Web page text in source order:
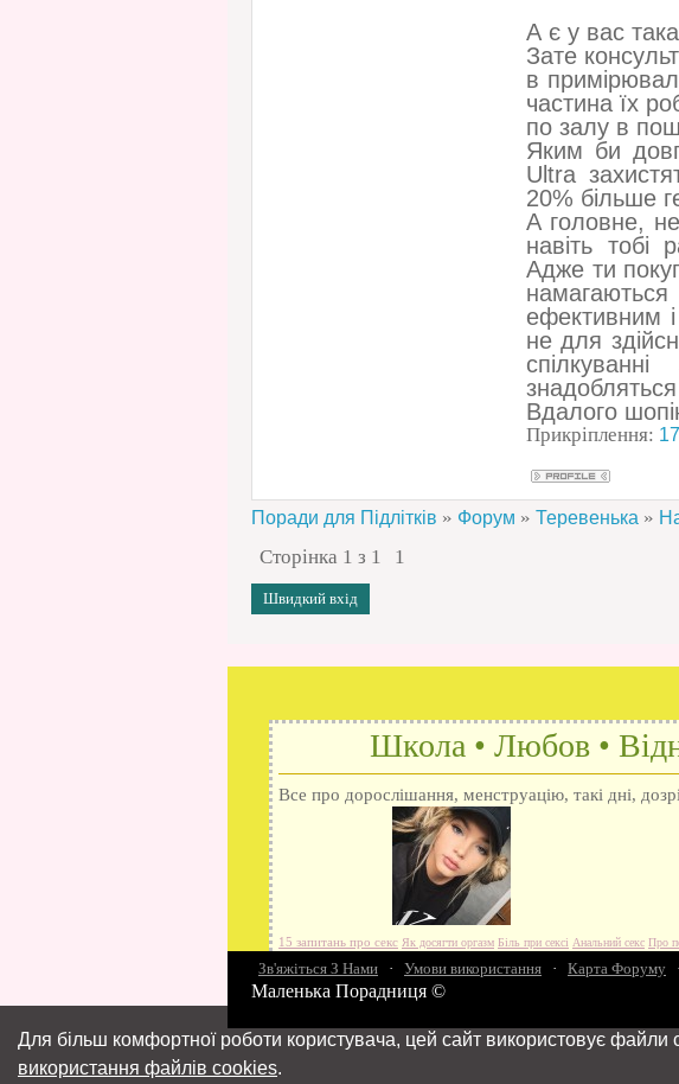
А є у вас
Зате
в
частина їх
по залу в
Яким би
Ultra
20% більше
А головне,
навіть тобі
Адже ти
ефективним
не для
Вдалого
Прикріплення:
Поради для Підлітків » Форум » Теревенька »
Сторінка 1 з 1
1
Школа • Любов •
Все про дорослішання, менструацію, такі дні,
15 запитань про секс Як досягти оргазм Біль при сексі Анальний секс Про
різниця Про перший секс Займатися сексом
Зв'яжіться З Нами · Умови використання · Карта Форуму ·
Маленька Порадниця ©
Для більш комфортної роботи користувача, цей сайт використовує
використання файлів cookies